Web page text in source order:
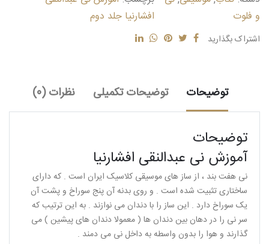
دوم
و فلوت
افشارنیا جلد دوم
اشتراک بگذارید
توضیحات توضیحات تکمیلی نظرات (0)
توضیحات
آموزش نی عبدالنقی افشارنیا
نی هفت بند ، از ساز های موسیقی کلاسیک ایران است . که دارای
ساختاری تثبیت شده است . و روی بدنه آن پنج سوراخ و پشت آن
یک سوراخ دارد . این ساز را با دندان می نوازند . به این ترتیب که
سر نی را در دهان بین دندان ها ( معمولا دندان های پیشین ) می
گذارند و هوا را بدون واسطه به داخل نی می دمند .